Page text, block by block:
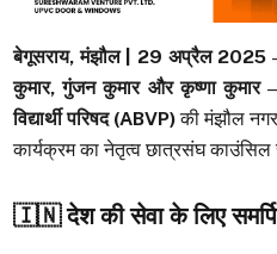
बेगूसराय, मंझौल | 29 अप्रैल 2025
कुमार, गुंजन कुमार और कृष्णा कुमार—
विद्यार्थी परिषद (ABVP)की मंझौल नगर
कार्यक्रम का नेतृत्व छात्रसंघ
🇮🇳देश की सेवा के लिए